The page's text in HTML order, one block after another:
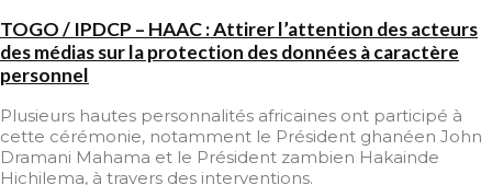
TOGO / IPDCP – HAAC : Attirer l’attention des acteurs
des médias sur la protection des données à caractère
personnel
Plusieurs hautes personnalités africaines ont participé à
cette cérémonie, notamment le Président ghanéen John
Dramani Mahama et le Président zambien Hakainde
Hichilema, à travers des interventions.